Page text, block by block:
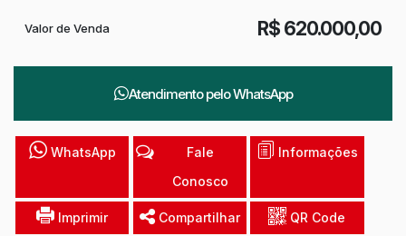
R$ 620.000,00
Valor de Venda
Atendimento peloWhatsApp
WhatsApp
Fale
Conosco
Informações
Imprimir Compartilhar QR Code